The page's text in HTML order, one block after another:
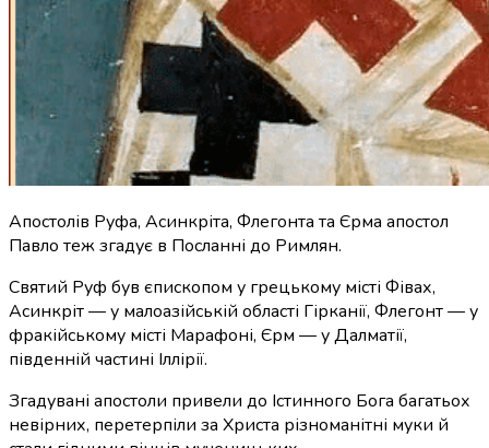
Апостолів Руфа, Асинкріта, Флегонта та Єрма апостол
Павло теж згадує в Посланні до Римлян.
Святий Руф був єпископом у грецькому місті Фівах,
Асинкріт — у малоазійській області Гірканії, Флегонт — у
фракійському місті Марафоні, Єрм — у Далматії,
південній частині Іллірії.
Згадувані апостоли привели до Істинного Бога багатьох
невірних, перетерпіли за Христа різноманітні муки й